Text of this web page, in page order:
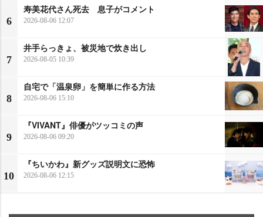
6
寿美花代さん死去 息子がコメント
2026-08-06 12:07
7
井手らっきょ、被災地で炊き出し
2026-08-05 10:39
8
自宅で「温泉卵」を簡単に作る方法
2026-08-06 15:10
9
『VIVANT』俳優がツッコミの声
2026-08-06 09:20
10
『ちいかわ』新グッズ説明文に恐怖
2026-08-06 12:15